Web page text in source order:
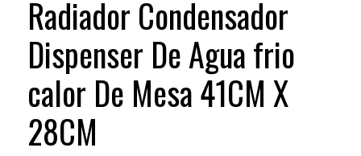
Radiador Condensador
Dispenser De Agua frio
calor De Mesa 41CM X
28CM